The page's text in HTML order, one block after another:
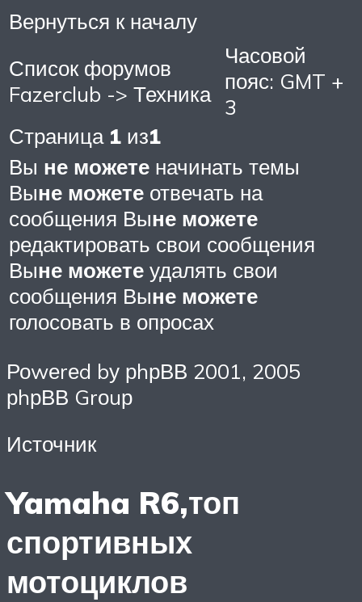
Вернуться к началу
Список форумов
Fazerclub -> Техника
Часовой
пояс: GMT +
3
Страница 1 из1
Вы не можете начинать темы
Выне можете отвечать на
сообщения Выне можете
редактировать свои сообщения
Выне можете удалять свои
сообщения Выне можете
голосовать в опросах
Роwеrеd bу рhрВВ 2001, 2005
рhрВВ Grоuр
Источник
Yamaha R6,топ
спортивных
мотоциклов